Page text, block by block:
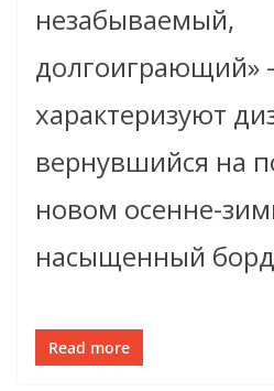
незабываемый,
долгоиграющий»
характеризуют
вернувшийся на
новом осенне-
насыщенный
Read more